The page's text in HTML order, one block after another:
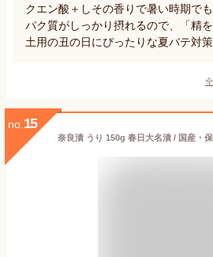
クエン酸＋しその香りで暑い時期で
パク質がしっかり摂れるので、「精
土用の丑の日にぴったりな夏バテ対
no. 15